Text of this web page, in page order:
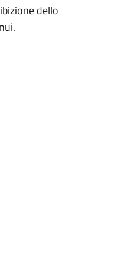
dello